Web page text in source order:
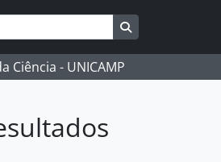
- UNICAMP